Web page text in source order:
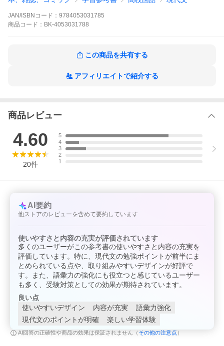
■大人気講師船口先生が現代文読解の「正攻法」を教えます！
代ゼミで大人気の授業そのままの軽やかな語り口で、現代文読解
の「正しい基本」をていねいに講義します。スポーツでも勉強で
も、まずは「正しい基本」を知ることが必要です。「現代文の読
■正しい解き方を知ったら、徹底トレーニング！
レーニングするSTEP2の2部からなっています。正しい読み方
「具体と抽象」や「対比」など、文章の構造がひと目でわかるよ
うに図解しているので、論理的な読解の助けになります。「なん
となく」読むのではなく論理的に読む練習を重ねることで、「未
知の文章」にも対応することができるようになります。もちろ
ん、STEP2の読解のトレーニング編全10問にも丁寧な解説つきで
※本データはこの商品が発売された時点の情報です。
JAN/ISBNコード： 9784053031785
商品 コード： BK-4053031788
この商品を共有する
アフィリエイトで紹介する
商品レビュー
4.60
20件
5
4
3
2
1
AI要約
他ストアのレビューを含めて要約しています
使いやすさと内容の充実が評価されています
多くのユーザーがこの参考書の使いやすさと内容の充実を
評価しています。特に、現代文の勉強ポイントが前半にま
とめられている点や、取り組みやすいデザインが好評で
す。また、語彙力の強化にも役立つと感じているユーザー
も多く、受験対策としての効果が期待されています。
良い点
使いやすいデザイン
内容が充実
語彙力強化
現代文のポイントが明確
楽しい学習体験
AI回答の正確性や商品の効果は保証されません（ その他の注意点 ）